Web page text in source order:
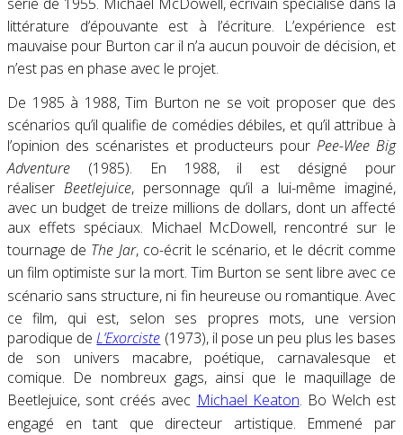
littérature d’épouvante est à l’écriture. L’expérience est
mauvaise pour Burton car il n’a aucun pouvoir de décision, et
n’est pas en phase avec le projet.
De 1985 à 1988, Tim Burton ne se voit proposer que des
scénarios qu’il qualifie de comédies débiles, et qu’il attribue à
l’opinion des scénaristes et producteurs pour Pee-Wee Big
Adventure (1985). En 1988, il est désigné pour
réaliser Beetlejuice, personnage qu’il a lui-même imaginé,
avec un budget de treize millions de dollars, dont un affecté
aux effets spéciaux. Michael McDowell, rencontré sur le
tournage de The Jar, co-écrit le scénario, et le décrit comme
un film optimiste sur la mort. Tim Burton se sent libre avec ce
scénario sans structure, ni fin heureuse ou romantique. Avec
ce film, qui est, selon ses propres mots, une version
parodique deL’Exorciste (1973), il pose un peu plus les bases
de son univers macabre, poétique, carnavalesque et
comique. De nombreux gags, ainsi que le maquillage de
Beetlejuice, sont créés avec Michael Keaton. Bo Welch est
engagé en tant que directeur artistique. Emmené par